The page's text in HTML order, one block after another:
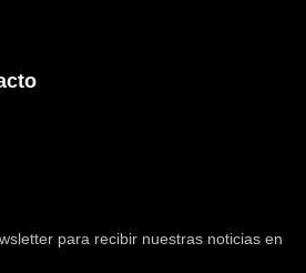
para recibir nuestras noticias en